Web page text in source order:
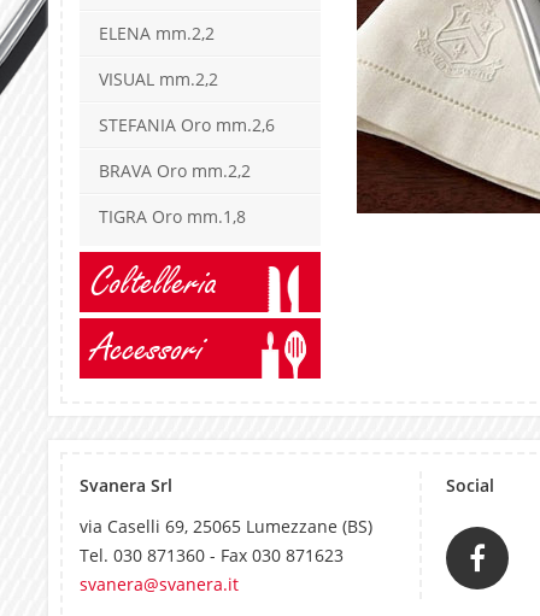
ELENA mm.2,2
VISUAL mm.2,2
STEFANIA Oro mm.2,6
BRAVA Oro mm.2,2
TIGRA Oro mm.1,8
Coltelleria
Accessori
Svanera Srl
via Caselli 69, 25065 Lumezzane (BS)
Tel. 030 871360 - Fax 030 871623
svanera@svanera.it
Social